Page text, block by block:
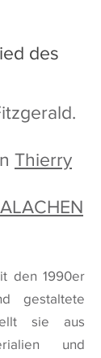
des
Thierry
den 1990er
gestaltete
sie aus
und